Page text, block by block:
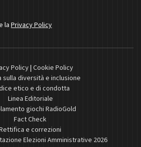
laPrivacy Policy
Policy| Cookie Policy
sulla diversità e inclusione
etico e di condotta
Linea Editoriale
giochi RadioGold
Fact Check
e correzioni
Elezioni Amministrative 2026